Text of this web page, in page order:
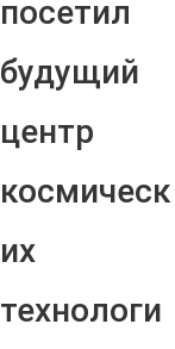
посетил
будущий
центр
космическ
их
технологи